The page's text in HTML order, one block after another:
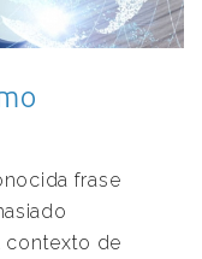
frase
contexto de